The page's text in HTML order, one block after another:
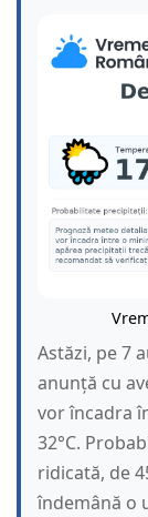
Astăzi, pe 7
anunță cu
vor încadra
32°C.
ridicată, de
îndemână o